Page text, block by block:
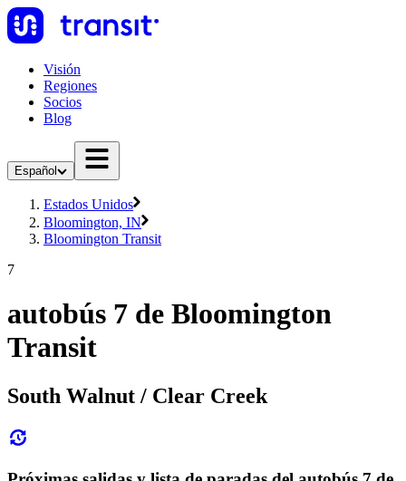
Visión
Regiones
Socios
Blog
Español
Estados Unidos
Bloomington, IN
Bloomington Transit
7
autobús 7 de Bloomington
Transit
South Walnut / Clear Creek